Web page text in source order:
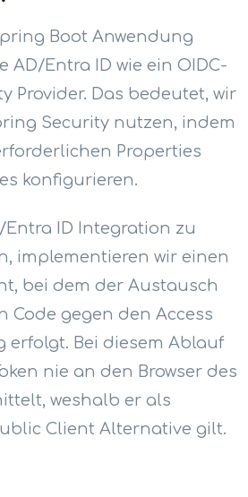
Boot Anwendung
AD/Entra ID wie ein OIDC-
Provider. Das bedeutet, wir
Security nutzen, indem
Properties
konfigurieren.
Entra ID Integration zu
implementieren wir einen
bei dem der Austausch
Code gegen den Access
erfolgt. Bei diesem Ablauf
nie an den Browser des
weshalb er als
Client Alternative gilt.